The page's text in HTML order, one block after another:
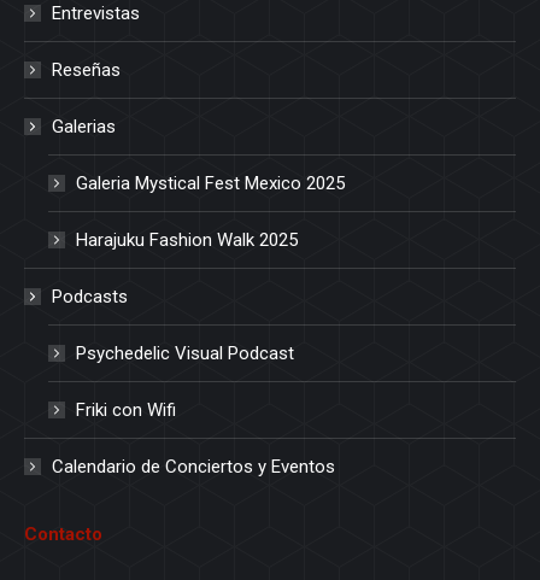
Entrevistas
Reseñas
Galerias
Galeria Mystical Fest Mexico 2025
Harajuku Fashion Walk 2025
Podcasts
Psychedelic Visual Podcast
Friki con Wifi
Calendario de Conciertos y Eventos
Contacto